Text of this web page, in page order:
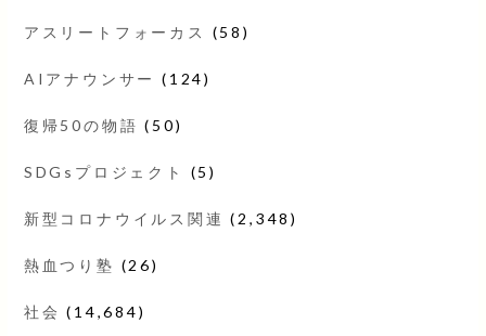
アスリートフォーカス (58)
AIアナウンサー (124)
復帰50の物語 (50)
SDGsプロジェクト (5)
新型コロナウイルス関連 (2,348)
熱血つり塾 (26)
社会 (14,684)